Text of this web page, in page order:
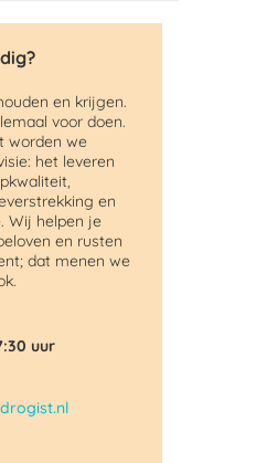
en krijgen.
voor doen.
worden we
het leveren
en
Wij helpen je
en rusten
dat menen we
uur